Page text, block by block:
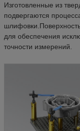
Изготовленные из
подвергаются
для обеспечения
точности измерений.